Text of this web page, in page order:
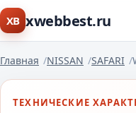
XB xwebbest.ru
Главная NISSAN SAFARI
ТЕХНИЧЕСКИЕ